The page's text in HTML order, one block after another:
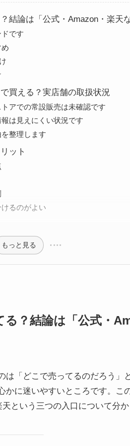
結論は「公式・Amazon・楽天
です
買える？実店舗の取扱状況
アでの常設販売は未確認です
は見えにくい状況です
整理します
ット
るのがよい
もっと見る
？結論は「公式・
は「どこで売ってるのだろう」
かに迷いやすいところです。こ
という三つの入口について分